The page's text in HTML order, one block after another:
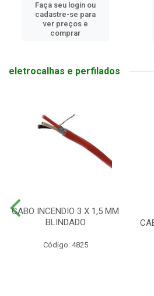
Faça seu login ou
cadastre-se para
ver preços e
comprar
eletrocalhas e perfilados
CABO INCENDIO 3 X 1,5 MM
BLINDADO
Código: 4825